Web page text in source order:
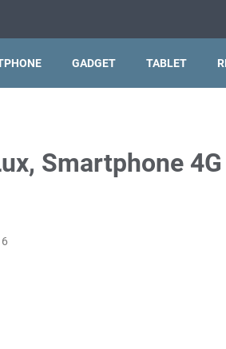
GADGET TABLET
Smartphone